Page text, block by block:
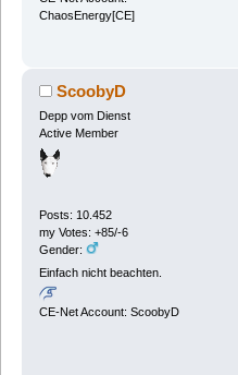
ChaosEnergy[CE]
ScoobyD
Depp vom Dienst
Active Member
Posts: 10.452
my Votes: +85/-6
Gender:
Einfach nicht beachten.
CE-Net Account: ScoobyD